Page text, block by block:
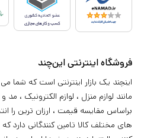
فروشگاه اینترنتی این‌چند
اینچند یک بازار اینترنتی است که شما
مانند لوازم منزل ، لوازم الکترونیک ،
براساس مقایسه قیمت ، ارزان ترین را
های مختلف کالا تامین کنندگانی دارد